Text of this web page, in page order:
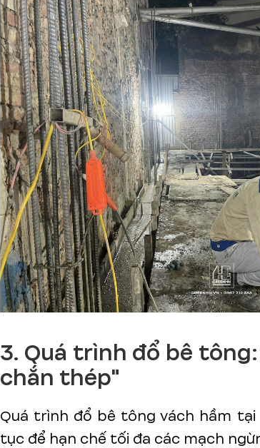
3. Quá trình đổ bê
chắn thép"
Quá trình đổ bê tông vách hầm tại
tục để hạn chế tối đa các mạch